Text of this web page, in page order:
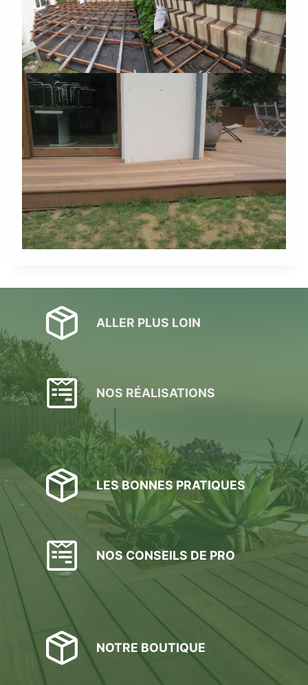
ALLER PLUS LOIN
NOS RÉALISATIONS
LES BONNES PRATIQUES
NOS CONSEILS DE PRO
NOTRE BOUTIQUE